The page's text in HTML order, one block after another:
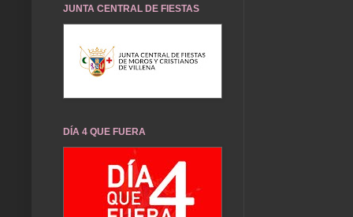
JUNTA CENTRAL DE FIESTAS
DÍA 4 QUE FUERA